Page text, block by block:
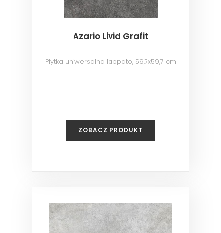
Azario Livid Grafit
Płytka uniwersalna lappato, 59,7x59,7 cm
ZOBACZ PRODUKT